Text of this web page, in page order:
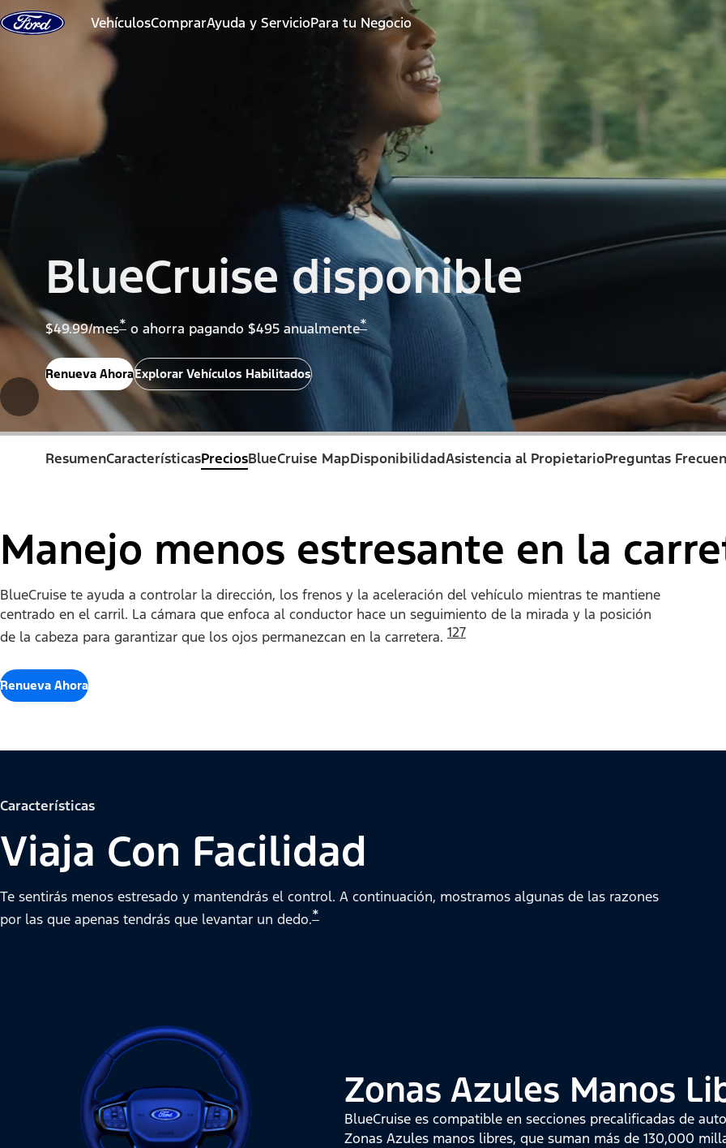
Saltar al contenido
VehículosComprarAyuda y ServicioPara tu Negocio
BlueCruise disponible
$49.99/mes* o ahorra pagando $495 anualmente*
Renueva AhoraExplorar Vehículos Habilitados
ResumenCaracterísticasPreciosBlueCruise MapDisponibilidadAsistencia al PropietarioPreguntas
Manejo menos estresante en la
BlueCruise te ayuda a controlar la dirección, los frenos y la aceleración del vehículo mientras te mantiene
centrado en el carril. La cámara que enfoca al conductor hace un seguimiento de la mirada y la posición
de la cabeza para garantizar que los ojos permanezcan en la carretera. 127
Renueva Ahora
Características
Viaja Con Facilidad
Te sentirás menos estresado y mantendrás el control. A continuación, mostramos algunas de las razones
por las que apenas tendrás que levantar un dedo.*
Zonas Azules Manos
BlueCruise es compatible en secciones precalificadas de
Zonas Azules manos libres, que suman más de 130,000